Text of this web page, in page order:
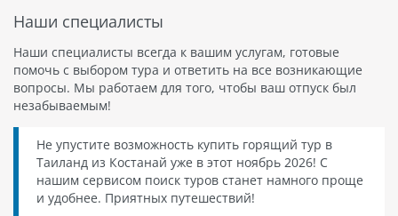
Наши специалисты
Наши специалисты всегда к вашим услугам, готовые
помочь с выбором тура и ответить на все возникающие
вопросы. Мы работаем для того, чтобы ваш отпуск был
незабываемым!
Не упустите возможность купить горящий тур в
Таиланд из Костанай уже в этот ноябрь 2026! С
нашим сервисом поиск туров станет намного проще
и удобнее. Приятных путешествий!